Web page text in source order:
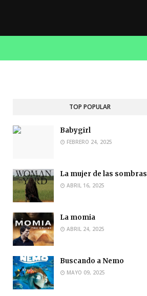
TOP POPULAR
Babygirl
FEBRERO 24, 2025
La mujer de las sombras
ABRIL 16, 2025
La momia
ABRIL 24, 2025
Buscando a Nemo
MAYO 09, 2025